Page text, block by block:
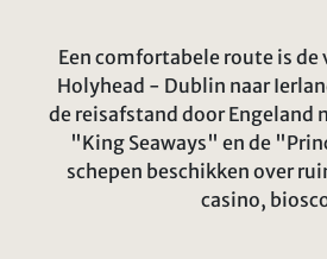
Een comfortabele route is
Holyhead - Dublin naar
de reisafstand door Engeland
"King Seaways" en de
schepen beschikken over
casino,